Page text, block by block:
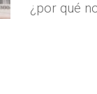
¿por qué